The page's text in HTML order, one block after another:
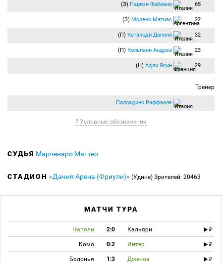
(З) Паризи Фабиано 65
(З) Морено Матиас 22
(П) Катальди Данило 32
(П) Кольпани Андреа 23
(Н) Адли Ясин 29
Тренер
Палладино Раффаэле
? Условные обозначения
СУДЬЯ Марченаро Маттео
СТАДИОН «Дачия Арена (Фриули)» (Удине) Зрителей: 20463
МАТЧИ ТУРА
Наполи 2:0 Кальяри
Комо 0:2 Интер
Болонья 1:3 Дженоа